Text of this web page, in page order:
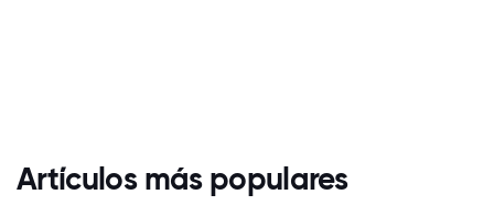
Artículos más populares